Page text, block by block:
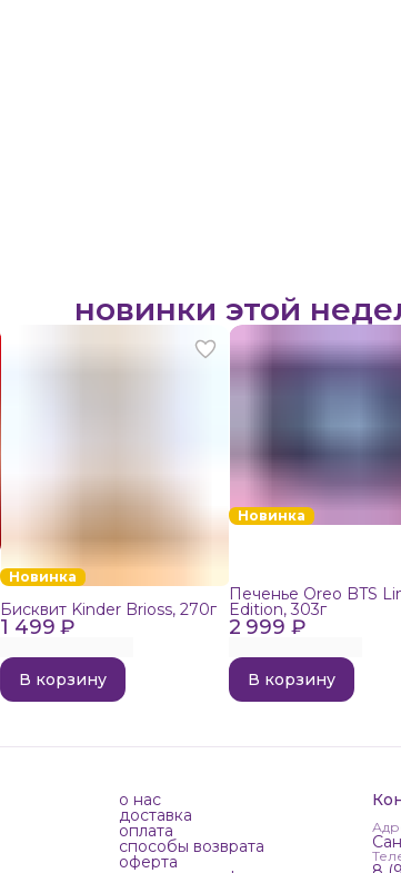
новинки этой
Новинка
1 499 ₽
Бисквит Kinder Brioss, 270г
В корзину
Новинка
2 999 ₽
Печенье Oreo BTS
Edition, 303г
В корзину
о нас
доставка
оплата
способы возврата
оферта